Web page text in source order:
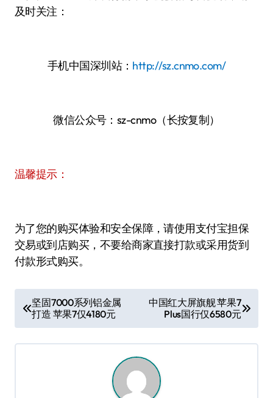
及时关注：
手机中国深圳站： http://sz.cnmo.com/
微信公众号：sz-cnmo（长按复制）
温馨提示：
为了您的购买体验和安全保障，请使用支付宝担保
交易或到店购买，不要给商家直接打款或采用货到
付款形式购买。
章
导
坚固7000系列铝金属
打造 苹果7仅4180元
中国红大屏旗舰 苹果7
Plus国行仅6580元